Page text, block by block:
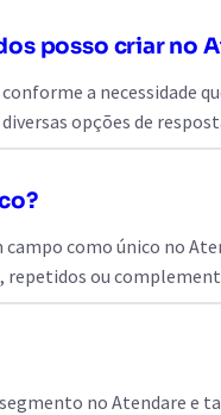
posso criar no
a necessidade
diversas opções de
como único no
ou
no Atendare